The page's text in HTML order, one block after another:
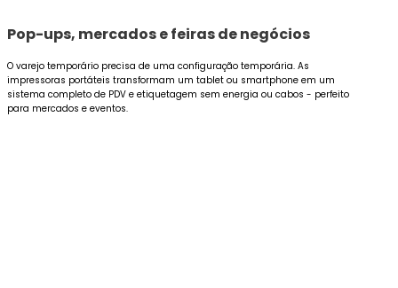
Pop-ups, mercados e feiras de negócios
O varejo temporário precisa de uma configuração temporária. As
impressoras portáteis transformam um tablet ou smartphone em um
sistema completo de PDV e etiquetagem sem energia ou cabos - perfeito
para mercados e eventos.